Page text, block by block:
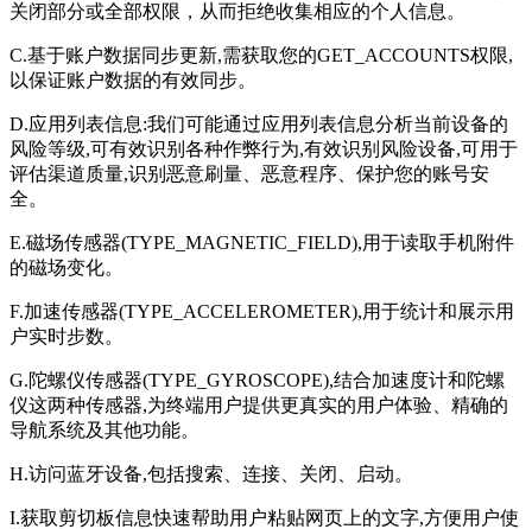
关闭部分或全部权限，从而拒绝收集相应的个人信息。
C.基于账户数据同步更新,需获取您的GET_ACCOUNTS权限,
以保证账户数据的有效同步。
D.应用列表信息:我们可能通过应用列表信息分析当前设备的
风险等级,可有效识别各种作弊行为,有效识别风险设备,可用于
评估渠道质量,识别恶意刷量、恶意程序、保护您的账号安
全。
E.磁场传感器(TYPE_MAGNETIC_FIELD),用于读取手机附件
的磁场变化。
F.加速传感器(TYPE_ACCELEROMETER),用于统计和展示用
户实时步数。
G.陀螺仪传感器(TYPE_GYROSCOPE),结合加速度计和陀螺
仪这两种传感器,为终端用户提供更真实的用户体验、精确的
导航系统及其他功能。
H.访问蓝牙设备,包括搜索、连接、关闭、启动。
I.获取剪切板信息快速帮助用户粘贴网页上的文字,方便用户使